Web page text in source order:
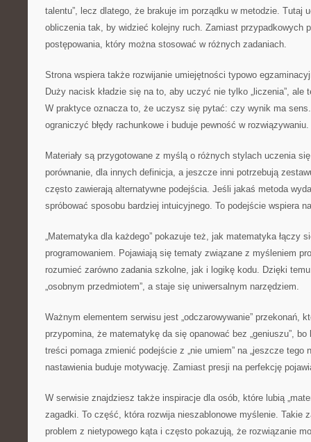
talentu”, lecz dlatego, że brakuje im porządku w metodzie. Tutaj
obliczenia tak, by widzieć kolejny ruch. Zamiast przypadkowych
postępowania, który można stosować w różnych zadaniach.
Strona wspiera także rozwijanie umiejętności typowo
Duży nacisk kładzie się na to, aby uczyć nie tylko „liczenia”, ale
W praktyce oznacza to, że uczysz się pytać: czy wynik ma
ograniczyć błędy rachunkowe i buduje pewność w rozwiązywaniu.
Materiały są przygotowane z myślą o różnych stylach uczenia
porównanie, dla innych definicja, a jeszcze inni potrzebują
często zawierają alternatywne podejścia. Jeśli jakaś metoda
spróbować sposobu bardziej intuicyjnego. To podejście wspiera
„Matematyka dla każdego” pokazuje też, jak matematyka łączy
programowaniem. Pojawiają się tematy związane z myśleniem
rozumieć zarówno zadania szkolne, jak i logikę kodu. Dzięki
„osobnym przedmiotem”, a staje się uniwersalnym narzędziem.
Ważnym elementem serwisu jest „odczarowywanie” przekonań,
przypomina, że matematykę da się opanować bez „geniuszu”,
treści pomaga zmienić podejście z „nie umiem” na „jeszcze tego
nastawienia buduje motywację. Zamiast presji na perfekcję
W serwisie znajdziesz także inspiracje dla osób, które lubią
zagadki. To część, która rozwija nieszablonowe myślenie. Takie
problem z nietypowego kąta i często pokazują, że rozwiązanie